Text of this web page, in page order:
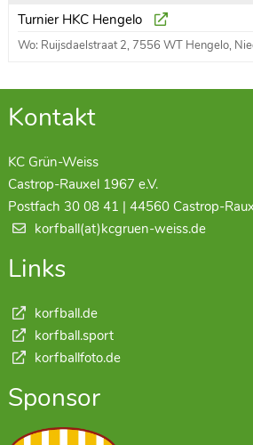
Turnier HKC Hengelo
Wo: Ruijsdaelstraat 2, 7556 WT Hengelo,
Kontakt
KC Grün-Weiss
Castrop-Rauxel 1967 e.V.
Postfach 30 08 41 | 44560 Castrop-
korfball(at)kcgruen-weiss.de
Links
korfball.de
korfball.sport
korfballfoto.de
Sponsor